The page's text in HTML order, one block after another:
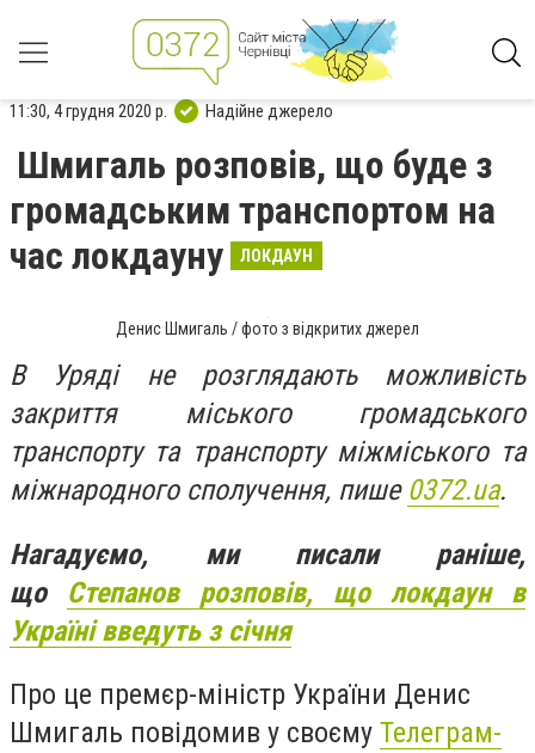
11:30, 4 грудня 2020 р. Надійне джерело
Шмигаль розповів, що буде з
громадським транспортом на
час локдауну
ЛОКДАУН
Денис Шмигаль / фото з відкритих джерел
В Уряді не розглядають можливість
закриття міського громадського
транспорту та транспорту міжміського та
міжнародного сполучення, пише 0372.ua.
Нагадуємо, ми писали раніше,
що Степанов розповів, що локдаун в
Україні введуть з січня
Про це премєр-міністр України Денис
Шмигаль повідомив у своєму Телеграм-